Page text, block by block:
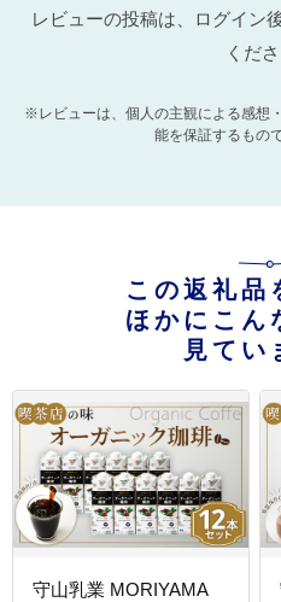
レビューの投稿は、ログイン
くださ
※レビューは、個人の主観による感想
能を保証するもの
この返礼品
ほかにこん
見てい
守山乳業 MORIYAMA